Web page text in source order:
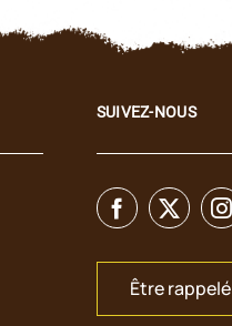
SUIVEZ-NOUS
Être rappelé